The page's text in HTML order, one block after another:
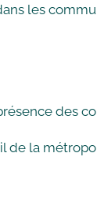
les
des
de la